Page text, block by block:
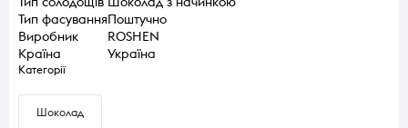
Тип фасуванняПоштучно
Виробник
ROSHEN
Країна
Україна
Категорії
Шоколад